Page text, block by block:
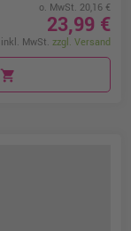
o. MwSt. 20,16 €
23,99 €
inkl. MwSt. zzgl. Versand
shopping_cart